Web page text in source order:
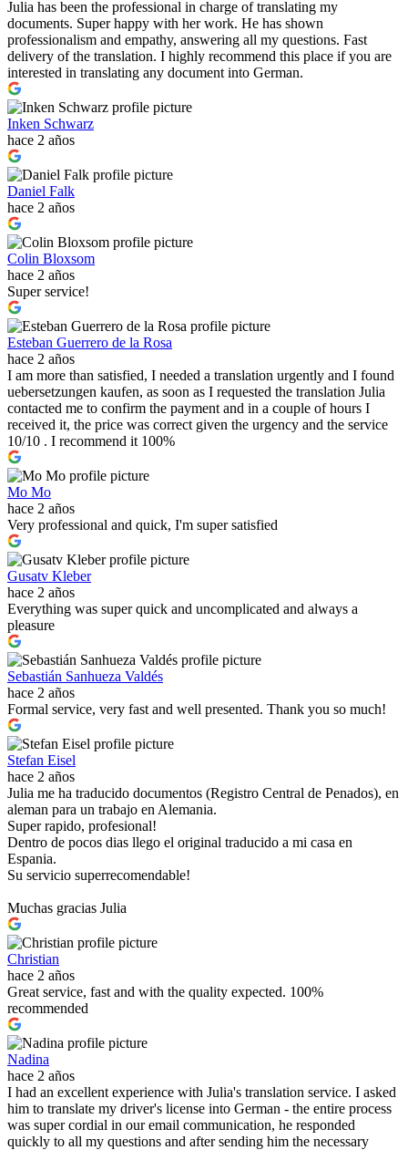
Julia has been the professional in charge of translating my
documents. Super happy with her work. He has shown
professionalism and empathy, answering all my questions. Fast
delivery of the translation. I highly recommend this place if you are
interested in translating any document into German.
Inken Schwarz
hace 2 años
Daniel Falk
hace 2 años
Colin Bloxsom
hace 2 años
Super service!
Esteban Guerrero de la Rosa
hace 2 años
I am more than satisfied, I needed a translation urgently and I found
uebersetzungen kaufen, as soon as I requested the translation Julia
contacted me to confirm the payment and in a couple of hours I
received it, the price was correct given the urgency and the service
10/10 . I recommend it 100%
Mo Mo
hace 2 años
Very professional and quick, I'm super satisfied
Gusatv Kleber
hace 2 años
Everything was super quick and uncomplicated and always a
pleasure
Sebastián Sanhueza Valdés
hace 2 años
Formal service, very fast and well presented. Thank you so much!
Stefan Eisel
hace 2 años
Julia me ha traducido documentos (Registro Central de Penados), en
aleman para un trabajo en Alemania.
Super rapido, profesional!
Dentro de pocos dias llego el original traducido a mi casa en
Espania.
Su servicio superrecomendable!
Muchas gracias Julia
Christian
hace 2 años
Great service, fast and with the quality expected. 100%
recommended
Nadina
hace 2 años
I had an excellent experience with Julia's translation service. I asked
him to translate my driver's license into German - the entire process
was super cordial in our email communication, he responded
quickly to all my questions and after sending him the necessary